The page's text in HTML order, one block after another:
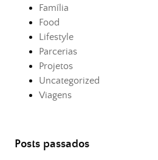
Família
Food
Lifestyle
Parcerias
Projetos
Uncategorized
Viagens
Posts passados